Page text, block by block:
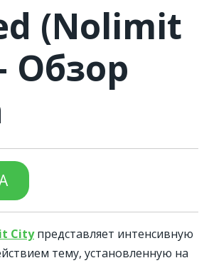
(Nolimit
Обзор
Cityпредставляет интенсивную
тему, установленную на